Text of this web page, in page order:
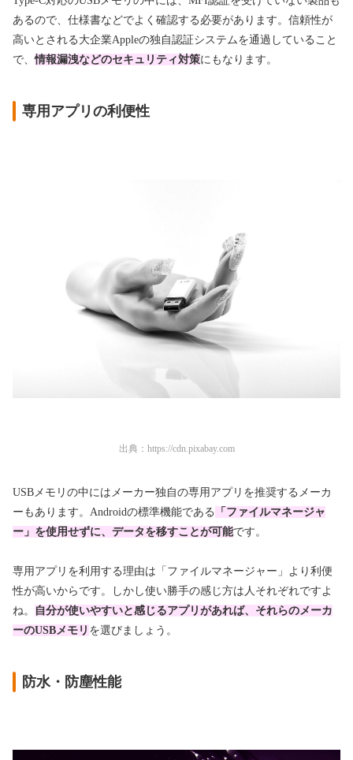
あるので、仕様書などでよく確認する必要があります。信頼性が
高いとされる大企業Appleの独自認証システムを通過していること
で、情報漏洩などのセキュリティ対策にもなります。
専用アプリの利便性
出典： https://cdn.pixabay.com
USBメモリの中にはメーカー独自の専用アプリを推奨するメーカ
ーもあります。Androidの標準機能である
「ファイルマネージャ
ー」を使用せずに、データを移すことが可能です。
専用アプリを利用する理由は「ファイルマネージャー」より利便
性が高いからです。しかし使い勝手の感じ方は人それぞれですよ
ね。
自分が使いやすいと感じるアプリがあれば、それらのメーカ
ーのUSBメモリ を選びましょう。
防水・防塵性能